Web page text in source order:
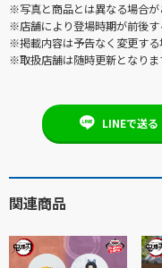
※写真と商品とは異なる場合が
※店舗により登場時期が前後す
※掲載内容は予告なく変更する
※取扱店舗は随時更新となりま
LINEで送る
関連商品